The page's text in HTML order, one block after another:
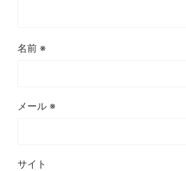
名前 ※
メール ※
サイト